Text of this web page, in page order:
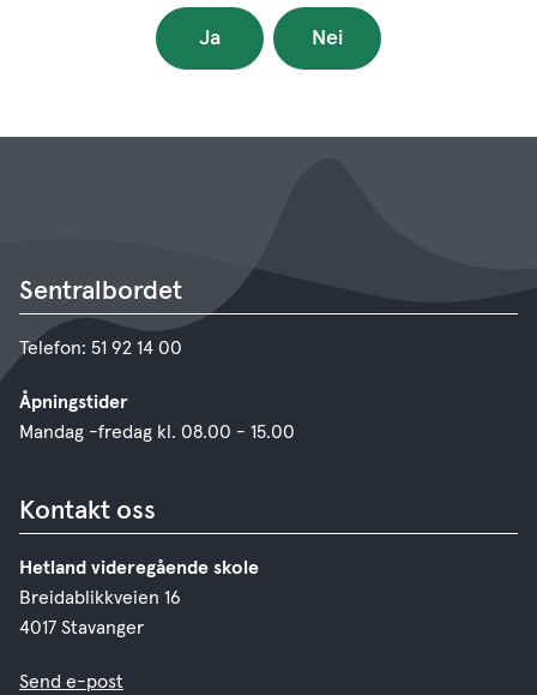
Ja Nei
Sentralbordet
Telefon: 51 92 14 00
Åpningstider
Mandag -fredag kl. 08.00 - 15.00
Kontakt oss
Hetland videregående skole
Breidablikkveien 16
4017 Stavanger
Send e-post